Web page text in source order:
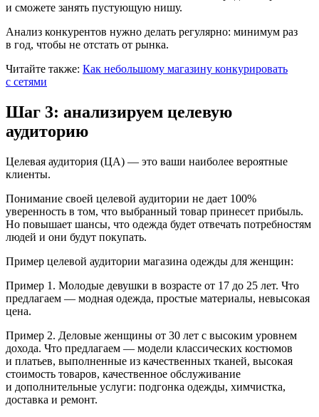
и сможете занять пустующую нишу.
Анализ конкурентов нужно делать регулярно: минимум раз
в год, чтобы не отстать от рынка.
Читайте также: Как небольшому магазину конкурировать
с сетями
Шаг 3: анализируем целевую
аудиторию
Целевая аудитория (ЦА) — это ваши наиболее вероятные
клиенты.
Понимание своей целевой аудитории не дает 100%
уверенность в том, что выбранный товар принесет прибыль.
Но повышает шансы, что одежда будет отвечать потребностям
людей и они будут покупать.
Пример целевой аудитории магазина одежды для женщин:
Пример 1. Молодые девушки в возрасте от 17 до 25 лет. Что
предлагаем — модная одежда, простые материалы, невысокая
цена.
Пример 2. Деловые женщины от 30 лет с высоким уровнем
дохода. Что предлагаем — модели классических костюмов
и платьев, выполненные из качественных тканей, высокая
стоимость товаров, качественное обслуживание
и дополнительные услуги: подгонка одежды, химчистка,
доставка и ремонт.